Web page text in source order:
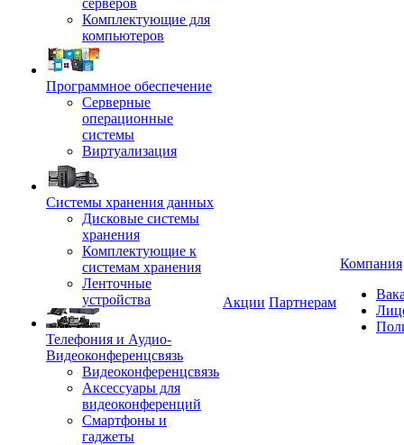
серверов
Комплектующие для
компьютеров
Программное обеспечение
Серверные
операционные
системы
Виртуализация
Системы хранения данных
Дисковые системы
хранения
Комплектующие к
системам хранения
Ленточные
устройства
Телефония и Аудио-
Видеоконференцсвязь
Видеоконференцсвязь
Аксессуары для
видеоконференций
Смартфоны и
гаджеты
Акции Партнерам
Компания